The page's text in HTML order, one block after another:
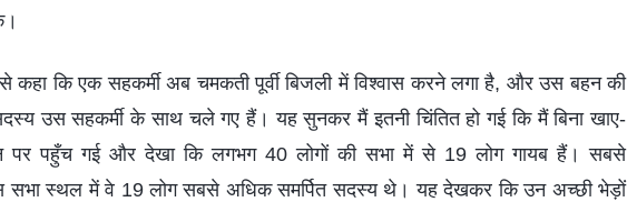
कि एक सहकर्मी अब चमकती पूर्वी बिजली में विश्वास करने लगा है, और उस बहन की
उस सहकर्मी के साथ चले गए हैं। यह सुनकर मैं इतनी चिंतित हो गई कि मैं बिना खाए-
पर पहुँच गई और देखा कि लगभग 40 लोगों की सभा में से 19 लोग गायब हैं। सबसे
सभा स्थल में वे 19 लोग सबसे अधिक समर्पित सदस्य थे। यह देखकर कि उन अच्छी भेड़ों